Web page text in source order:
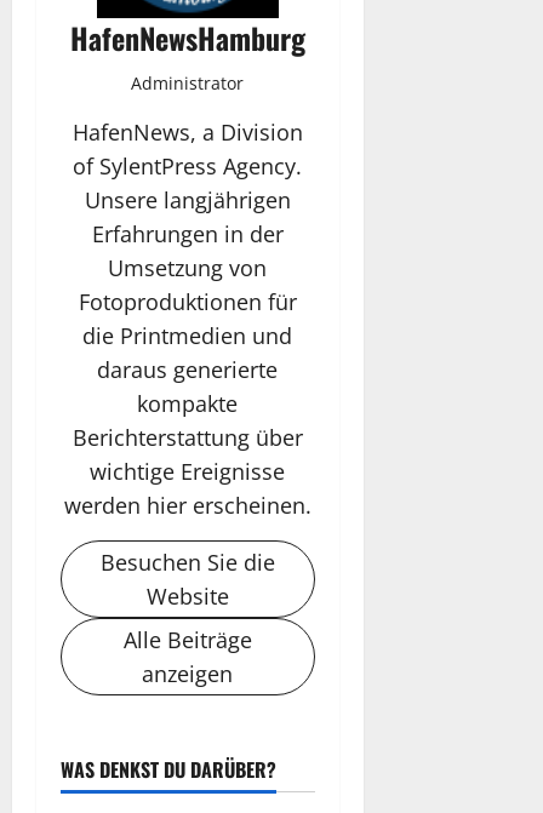
HafenNewsHamburg
Administrator
HafenNews, a Division
of SylentPress Agency.
Unsere langjährigen
Erfahrungen in der
Umsetzung von
Fotoproduktionen für
die Printmedien und
daraus generierte
kompakte
Berichterstattung über
wichtige Ereignisse
werden hier erscheinen.
Besuchen Sie die
Website
Alle Beiträge
anzeigen
WAS DENKST DU DARÜBER?